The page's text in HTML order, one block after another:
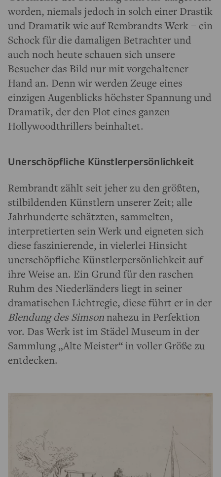
worden, niemals jedoch in solch einer Drastik
und Dramatik wie auf Rembrandts Werk – ein
Schock für die damaligen Betrachter und
auch noch heute schauen sich unsere
Besucher das Bild nur mit vorgehaltener
Hand an. Denn wir werden Zeuge eines
einzigen Augenblicks höchster Spannung und
Dramatik, der den Plot eines ganzen
Hollywoodthrillers beinhaltet.
Unerschöpfliche Künstlerpersönlichkeit
Rembrandt zählt seit jeher zu den größten,
stilbildenden Künstlern unserer Zeit; alle
Jahrhunderte schätzten, sammelten,
interpretierten sein Werk und eigneten sich
diese faszinierende, in vielerlei Hinsicht
unerschöpfliche Künstlerpersönlichkeit auf
ihre Weise an. Ein Grund für den raschen
Ruhm des Niederländers liegt in seiner
dramatischen Lichtregie, diese führt er in der
Blendung des Simsonnahezu in Perfektion
vor. Das Werk ist im Städel Museum in der
Sammlung „Alte Meister“ in voller Größe zu
entdecken.